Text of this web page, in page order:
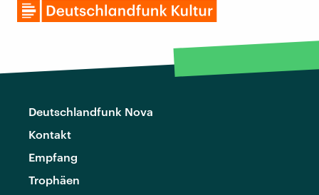
Deutschlandfunk Nova
Kontakt
Empfang
Trophäen